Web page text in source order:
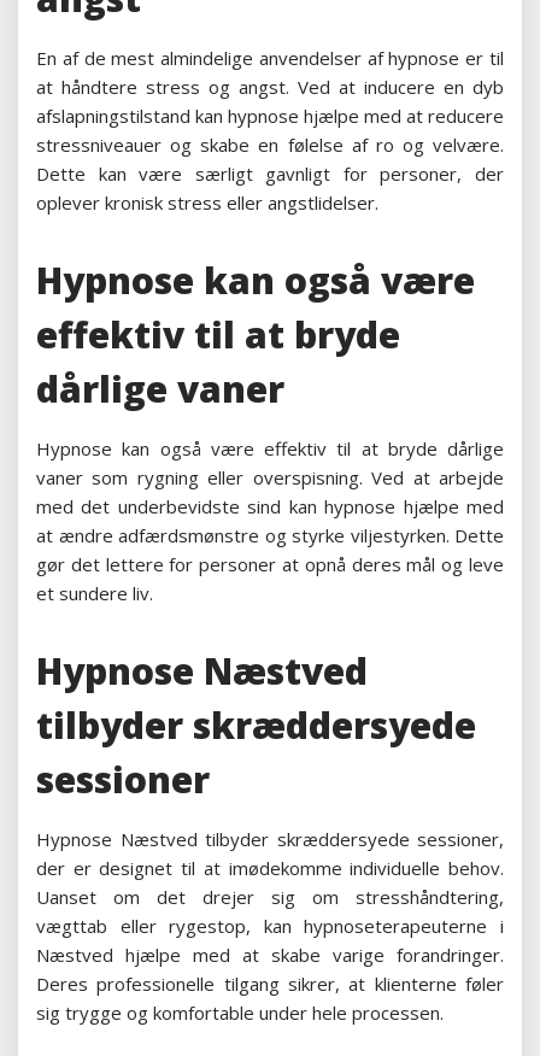
En af de mest almindelige anvendelser af hypnose er til
at håndtere stress og angst. Ved at inducere en dyb
afslapningstilstand kan hypnose hjælpe med at reducere
stressniveauer og skabe en følelse af ro og velvære.
Dette kan være særligt gavnligt for personer, der
oplever kronisk stress eller angstlidelser.
Hypnose kan også være
effektiv til at bryde
dårlige vaner
Hypnose kan også være effektiv til at bryde dårlige
vaner som rygning eller overspisning. Ved at arbejde
med det underbevidste sind kan hypnose hjælpe med
at ændre adfærdsmønstre og styrke viljestyrken. Dette
gør det lettere for personer at opnå deres mål og leve
et sundere liv.
Hypnose Næstved
tilbyder skræddersyede
sessioner
Hypnose Næstved tilbyder skræddersyede sessioner,
der er designet til at imødekomme individuelle behov.
Uanset om det drejer sig om stresshåndtering,
vægttab eller rygestop, kan hypnoseterapeuterne i
Næstved hjælpe med at skabe varige forandringer.
Deres professionelle tilgang sikrer, at klienterne føler
sig trygge og komfortable under hele processen.